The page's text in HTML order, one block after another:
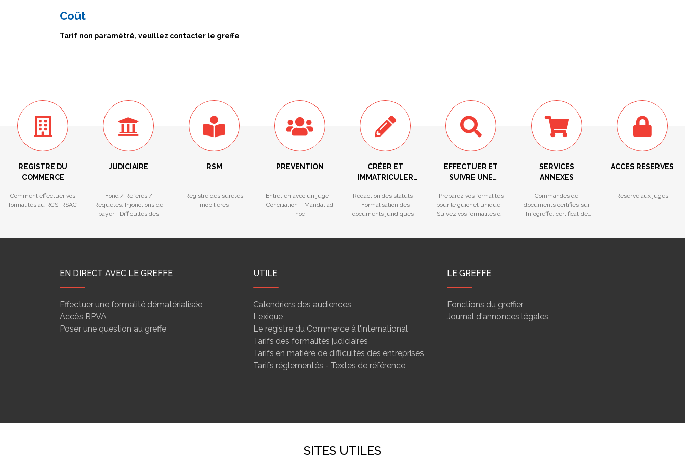
Coût
Tarif non paramétré, veuillez contacter le greffe
REGISTRE DU
COMMERCE
Comment effectuer vos
formalités au RCS, RSAC
JUDICIAIRE
Fond / Référés /
Requêtes. Injonctions de
payer - Difficultés des
RSM
Registre des sûretés
mobilières
PREVENTION
Entretien avec un juge –
Conciliation – Mandat ad
hoc
CRÉER ET
IMMATRICULER
ENTREPRISE
Rédaction des statuts –
Formalisation des
documents juridiques –
EFFECTUER ET
SUIVRE UNE
Préparez vos formalités
pour le guichet unique –
Suivez vos formalités du
SERVICES
ANNEXES
Commandes de
documents certifiés sur
Infogreffe, certificat de
ACCES RESERVES
Réservé aux juges
EN DIRECT AVEC LE GREFFE
Effectuer une formalité dématérialisée
Accès RPVA
Poser une question au greffe
UTILE
Calendriers des audiences
Lexique
Le registre du Commerce à l'international
Tarifs des formalités judiciaires
Tarifs en matière de difficultés des entreprises
Tarifs réglementés - Textes de référence
LE GREFFE
Fonctions du greffier
Journal d'annonces légales
SITES UTILES